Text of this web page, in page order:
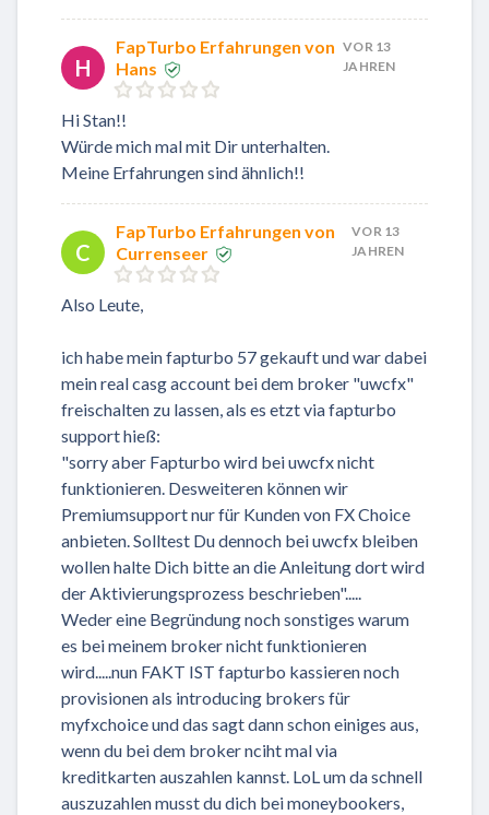
H
FapTurbo Erfahrungen von
Hans
VOR 13
JAHREN
Hi Stan!!
Würde mich mal mit Dir unterhalten.
Meine Erfahrungen sind ähnlich!!
C
FapTurbo Erfahrungen von
Currenseer
VOR 13
JAHREN
Also Leute,
ich habe mein fapturbo 57 gekauft und war dabei
mein real casg account bei dem broker "uwcfx"
freischalten zu lassen, als es etzt via fapturbo
support hieß:
"sorry aber Fapturbo wird bei uwcfx nicht
funktionieren. Desweiteren können wir
Premiumsupport nur für Kunden von FX Choice
anbieten. Solltest Du dennoch bei uwcfx bleiben
wollen halte Dich bitte an die Anleitung dort wird
der Aktivierungsprozess beschrieben".....
Weder eine Begründung noch sonstiges warum
es bei meinem broker nicht funktionieren
wird.....nun FAKT IST fapturbo kassieren noch
provisionen als introducing brokers für
myfxchoice und das sagt dann schon einiges aus,
wenn du bei dem broker nciht mal via
kreditkarten auszahlen kannst. LoL um da schnell
auszuzahlen musst du dich bei moneybookers,